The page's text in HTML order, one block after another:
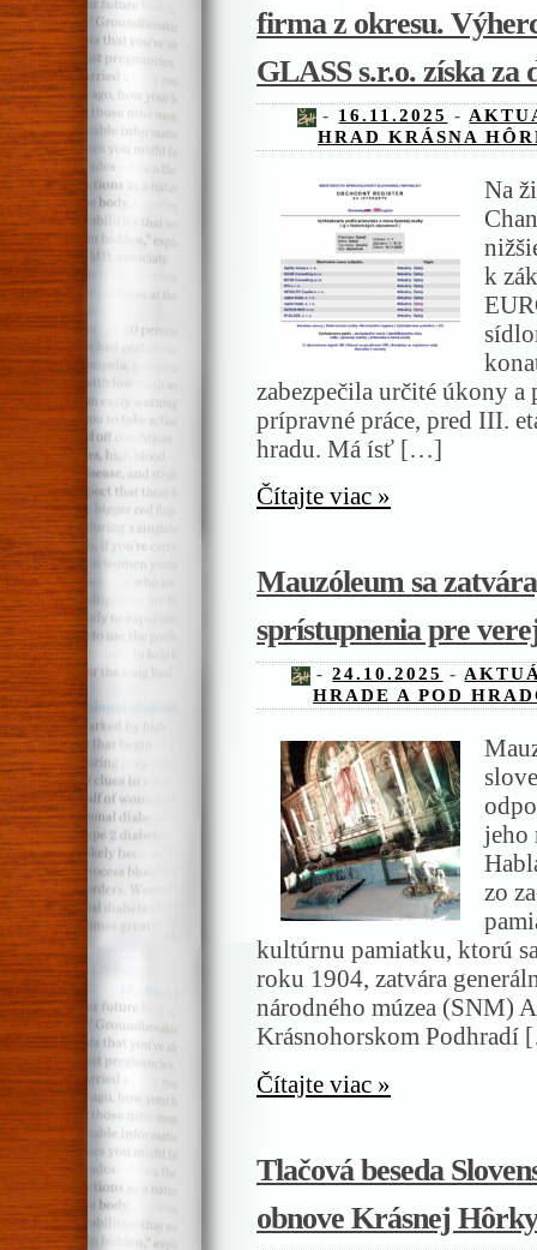
firma z okresu.
GLASS s.r.o. získa za
- 16.11.2025 -
HRAD KRÁSNA
Na
k
zabezpečila určité úkony a
prípravné práce, pred III.
hradu. Má ísť […]
Čítajte viac »
Mauzóleum sa
sprístupnenia pre
-24.10.2025 -
HRADE A POD
jeho
zo
kultúrnu pamiatku, ktorú
roku 1904, zatvára
národného múzea (SNM)
Krásnohorskom
Čítajte viac »
Tlačová beseda
obnove Krásnej Hôrky